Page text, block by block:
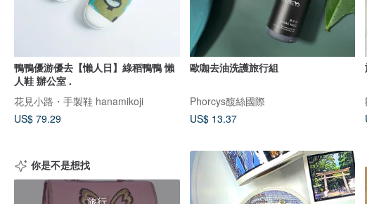
鴨鴨優游優去【懶人日】綠稻鴨鴨 懶
人鞋 辦公室 .
花見小路・手製鞋 hanamikoji
US$ 79.29
歐咖去油洗護旅行組
Phorcys馥絲國際
US$ 13.37
你是不是想找
旅行